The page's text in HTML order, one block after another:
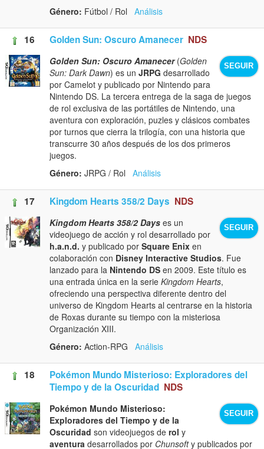
Género: Fútbol / Rol Análisis
16 Golden Sun: Oscuro Amanecer NDS
SEGUIR
Golden Sun: Oscuro Amanecer(Golden
Sun: Dark Dawn) es un JRPG desarrollado
por Camelot y publicado por Nintendo para
Nintendo DS. La tercera entrega de la saga de juegos
de rol exclusiva de las portátiles de Nintendo, una
aventura con exploración, puzles y clásicos combates
por turnos que cierra la trilogía, con una historia que
transcurre 30 años después de los dos primeros
juegos.
Género: JRPG / Rol Análisis
17 Kingdom Hearts 358/2 Days NDS
SEGUIR
Kingdom Hearts 358/2 Days es un
videojuego de acción y rol desarrollado por
h.a.n.d. y publicado por Square Enix en
colaboración con Disney Interactive Studios. Fue
lanzado para la Nintendo DS en 2009. Este título es
una entrada única en la serie Kingdom Hearts,
ofreciendo una perspectiva diferente dentro del
universo de Kingdom Hearts al centrarse en la historia
de Roxas durante su tiempo con la misteriosa
Organización XIII.
Género: Action-RPG Análisis
18
Pokémon Mundo Misterioso: Exploradores del
Tiempo y de la Oscuridad NDS
SEGUIR
Pokémon Mundo Misterioso:
Exploradores del Tiempo y de la
Oscuridad son videojuegos de rol y
aventura desarrollados por Chunsofty publicados por